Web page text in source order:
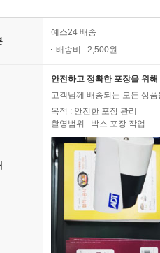
예스24 배송
배송비 : 2,500원
안전하고 정확한 포장을 위
고객님께 배송되는 모든 상
목적 : 안전한 포장 관리
촬영범위 : 박스 포장 작업